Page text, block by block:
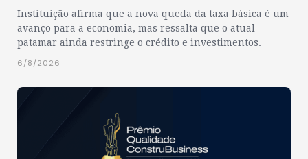
Instituição afirma que a nova queda da taxa básica é um
avanço para a economia, mas ressalta que o atual
patamar ainda restringe o crédito e investimentos.
6/8/2026